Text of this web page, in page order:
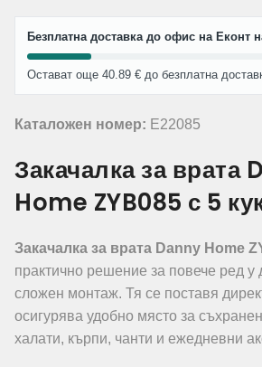
Безплатна доставка до офис на Еконт
Остават още 40.89 € до безплатна
Каталожен номер: E22085
Закачалка за врата
Home ZYB085 с 5
Закачалка за врата Danny Home
практично решение за повече ред у
сложен монтаж. Тя се поставя
осигурява удобно място за
халати, кърпи, чанти и ежедневни